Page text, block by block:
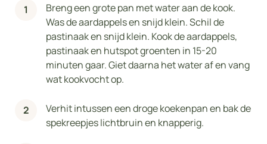
Breng een grote pan met water aan de kook.
Was de aardappels en snijd klein. Schil de
pastinaak en snijd klein. Kook de aardappels,
pastinaak en hutspot groenten in 15-20
minuten gaar. Giet daarna het water af en vang
wat kookvocht op.
Verhit intussen een droge koekenpan en bak de
spekreepjes lichtbruin en knapperig.